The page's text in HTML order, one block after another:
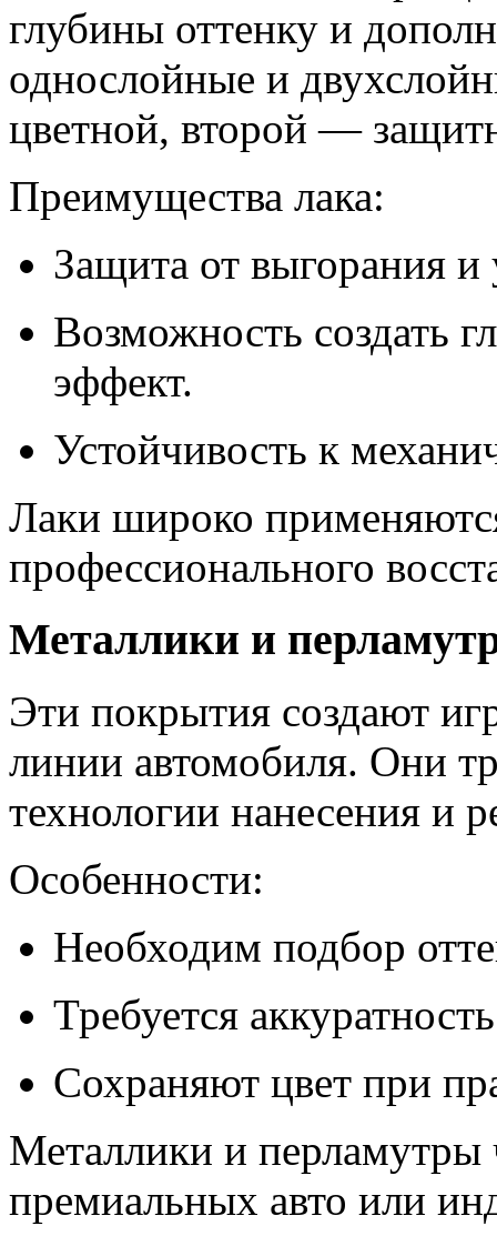
глубины оттенку и
однослойные и
цветной, второй —
Преимущества лака:
Защита от выгорания и
Возможность создать
эффект.
Устойчивость к
Лаки широко
профессионального
Металлики и
Эти покрытия создают
линии автомобиля. Они
технологии нанесения и
Особенности:
Необходим подбор
Требуется
Сохраняют цвет при
Металлики и перламутры
премиальных авто или